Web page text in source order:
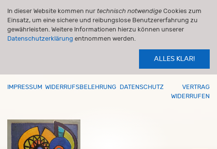
In dieser Website kommen nur technisch notwendige Cookies zum
Einsatz, um eine sichere und reibungslose Benutzererfahrung zu
gewährleisten. Weitere Informationen hierzu können unserer
Datenschutzerklärung entnommen werden.
ALLES KLAR!
IMPRESSUM WIDERRUFSBELEHRUNG DATENSCHUTZ
VERTRAG
WIDERRUFEN